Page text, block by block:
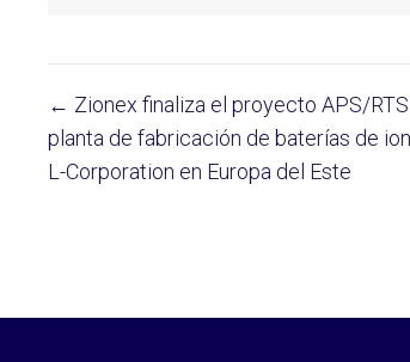
Posts
navigation
← Zionex finaliza el proyecto APS/RTS
planta de fabricación de baterías de
L-Corporation en Europa del Este